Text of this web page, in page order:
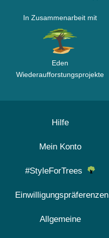
In Zusammenarbeit mit
Eden
Wiederaufforstungsprojekte
Hilfe
Mein Konto
#StyleForTrees
Einwilligungspräferenzen
Allgemeine